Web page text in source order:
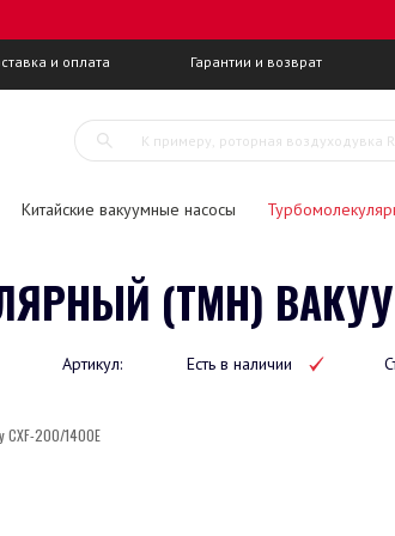
и оплата Гарантии и возврат
Китайские вакуумные насосы
(ТМН)
Артикул: Есть в наличии